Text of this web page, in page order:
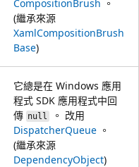
CompositionBrush 。
(繼承來源
XamlCompositionBrush
Base)
它總是在 Windows 應用
程式 SDK 應用程式中回
傳 null 。 改用
DispatcherQueue 。
(繼承來源
DependencyObject)